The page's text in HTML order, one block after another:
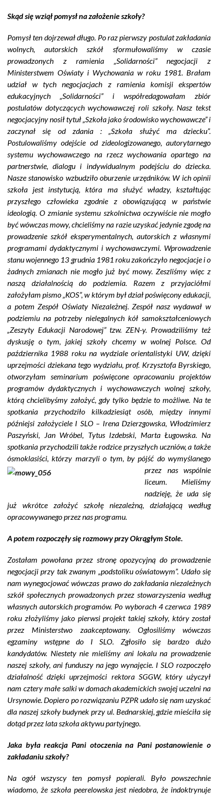
Skąd się wziął pomysł na założenie szkoły?
Pomysł ten dojrzewał długo. Po raz pierwszy postulat zakładania
wolnych, autorskich szkół sformułowaliśmy w czasie
prowadzonych z ramienia „Solidarności” negocjacji z
Ministerstwem Oświaty i Wychowania w roku 1981. Brałam
udział w tych negocjacjach z ramienia komisji ekspertów
edukacyjnych „Solidarności” i współredagowałam zbiór
postulatów dotyczących wychowawczej roli szkoły. Nasz tekst
negocjacyjny nosił tytuł „Szkoła jako środowisko wychowawcze” i
zaczynał się od zdania : „Szkoła służyć ma dziecku”.
Postulowaliśmy odejście od zideologizowanego, autorytarnego
systemu wychowawczego na rzecz wychowania opartego na
partnerstwie, dialogu i indywidualnym podejściu do dziecka.
Nasze stanowisko wzbudziło oburzenie urzędników. W ich opinii
szkoła jest instytucją, która ma służyć władzy, kształtując
przyszłego człowieka zgodnie z obowiązującą w państwie
ideologią. O zmianie systemu szkolnictwa oczywiście nie mogło
być wówczas mowy, chcieliśmy na razie uzyskać jedynie zgodę na
prowadzenie szkół eksperymentalnych, autorskich z własnymi
programami dydaktycznymi i wychowawczymi. Wprowadzenie
stanu wojennego 13 grudnia 1981 roku zakończyło negocjacje i o
żadnych zmianach nie mogło już być mowy. Zeszliśmy więc z
naszą działalnością do podziemia. Razem z przyjaciółmi
założyłam pismo „KOS”, w którym był dział poświęcony edukacji,
a potem Zespół Oświaty Niezależnej. Zespół nasz wydawał w
podziemiu na potrzeby nielegalnych kół samokształceniowych
„Zeszyty Edukacji Narodowej” tzw. ZEN-y. Prowadziliśmy też
dyskusję o tym, jakiej szkoły chcemy w wolnej Polsce. Od
października 1988 roku na wydziale orientalistyki UW, dzięki
uprzejmości dziekana tego wydziału, prof. Krzysztofa Byrskiego,
otworzyłam seminarium poświęcone opracowaniu projektów
programów dydaktycznych i wychowawczych wolnej szkoły,
którą chcielibyśmy założyć, gdy tylko będzie to możliwe. Na te
spotkania przychodziło kilkadziesiąt osób, między innymi
późniejsi założyciele I SLO – Irena Dzierzgowska, Włodzimierz
Paszyński, Jan Wróbel, Tytus Izdebski, Marta Ługowska. Na
spotkania przychodzili także rodzice przyszłych uczniów, a także
ósmoklasiści, którzy marzyli o tym, by pójść do wymyślanego
przez nas wspólnie
liceum. Mieliśmy
nadzieję, że uda się
już wkrótce założyć szkołę niezależną, działającą według
opracowywanego przez nas programu.
A potem rozpoczęły się rozmowy przy Okrągłym Stole.
Zostałam powołana przez stronę opozycyjną do prowadzenie
negocjacji przy tak zwanym „podstoliku oświatowym”. Udało się
nam wynegocjować wówczas prawo do zakładania niezależnych
szkół społecznych prowadzonych przez stowarzyszenia według
własnych autorskich programów. Po wyborach 4 czerwca 1989
roku złożyliśmy jako pierwsi projekt takiej szkoły, który został
przez Ministerstwo zaakceptowany. Ogłosiliśmy wówczas
egzaminy wstępne do I SLO. Zgłosiło się bardzo dużo
kandydatów. Niestety nie mieliśmy ani lokalu na prowadzenie
naszej szkoły, ani funduszy na jego wynajęcie. I SLO rozpoczęło
działalność dzięki uprzejmości rektora SGGW, który użyczył
nam cztery małe salki w domach akademickich swojej uczelni na
Ursynowie. Dopiero po rozwiązaniu PZPR udało się nam uzyskać
dla naszej szkoły budynek przy ul. Bednarskiej, gdzie mieściła się
dotąd przez lata szkoła aktywu partyjnego.
Jaka była reakcja Pani otoczenia na Pani postanowienie o
zakładaniu szkoły?
Na ogół wszyscy ten pomysł popierali. Było powszechnie
wiadomo, że szkoła peerelowska jest niedobra, że indoktrynuje